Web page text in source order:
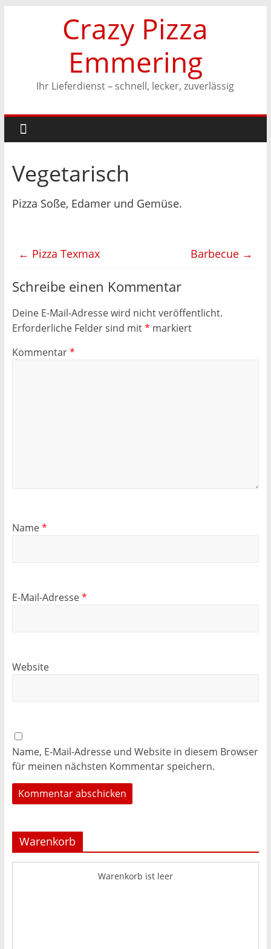
Crazy Pizza
Emmering
Ihr Lieferdienst – schnell, lecker, zuverlässig
Vegetarisch
Pizza Soße, Edamer und Gemüse.
← Pizza Texmax Barbecue →
Schreibe einen Kommentar
Deine E-Mail-Adresse wird nicht veröffentlicht.
Erforderliche Felder sind mit* markiert
Kommentar*
Name*
E-Mail-Adresse*
Website
Name, E-Mail-Adresse und Website in diesem Browser
für meinen nächsten Kommentar speichern.
Warenkorb
Warenkorb ist leer